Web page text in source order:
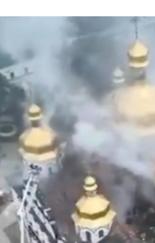
Chile